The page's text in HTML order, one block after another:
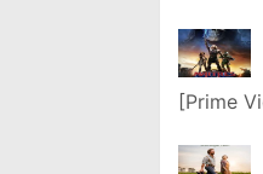
[Prime